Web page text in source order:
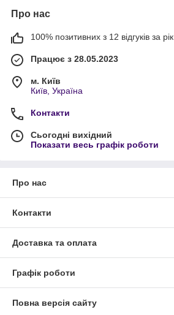
Про нас
100% позитивних з 12 відгуків за рік
Працює з 28.05.2023
м. Київ
Київ, Україна
Контакти
Сьогодні вихідний
Показати весь графік роботи
Про нас
Контакти
Доставка та оплата
Графік роботи
Повна версія сайту